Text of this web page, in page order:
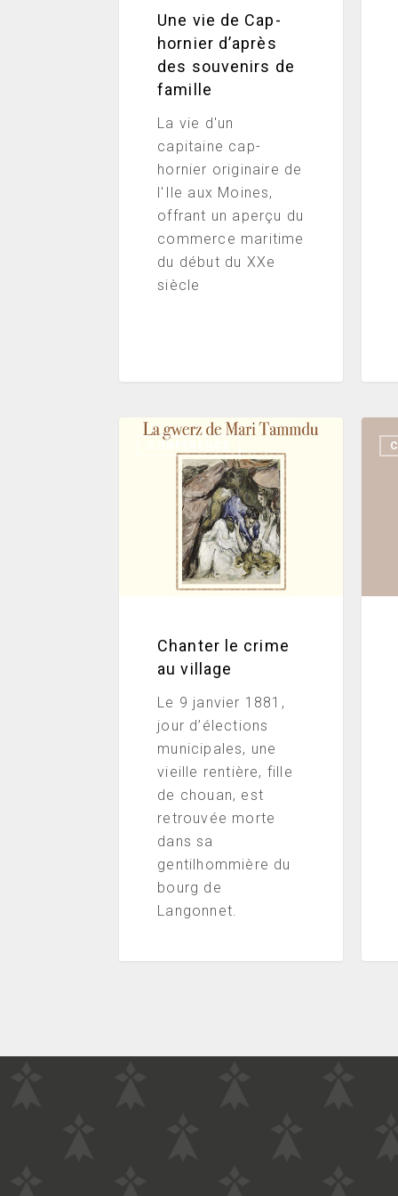
famille
Une vie de Cap-
hornier d’après
des souvenirs de
famille
La vie d'un
capitaine cap-
hornier originaire de
l'Ile aux Moines,
offrant un aperçu du
commerce maritime
du début du XXe
siècle
Chanter
Chanter le crime
au village
Le 9 janvier 1881,
jour d’élections
municipales, une
vieille rentière, fille
de chouan, est
retrouvée morte
dans sa
gentilhommière du
bourg de
Langonnet.